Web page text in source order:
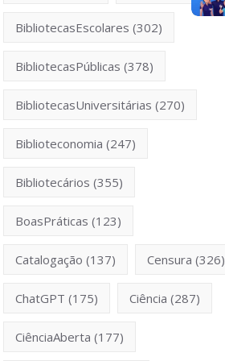
BibliotecasEscolares (302)
BibliotecasPúblicas (378)
BibliotecasUniversitárias (270)
Biblioteconomia (247)
Bibliotecários (355)
BoasPráticas (123)
Catalogação (137) Censura (326)
ChatGPT (175) Ciência (287)
CiênciaAberta (177)